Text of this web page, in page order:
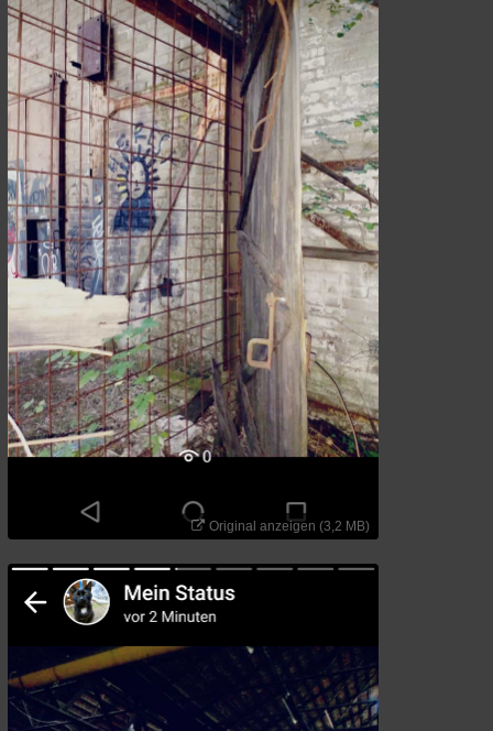
Original anzeigen (3,2 MB)